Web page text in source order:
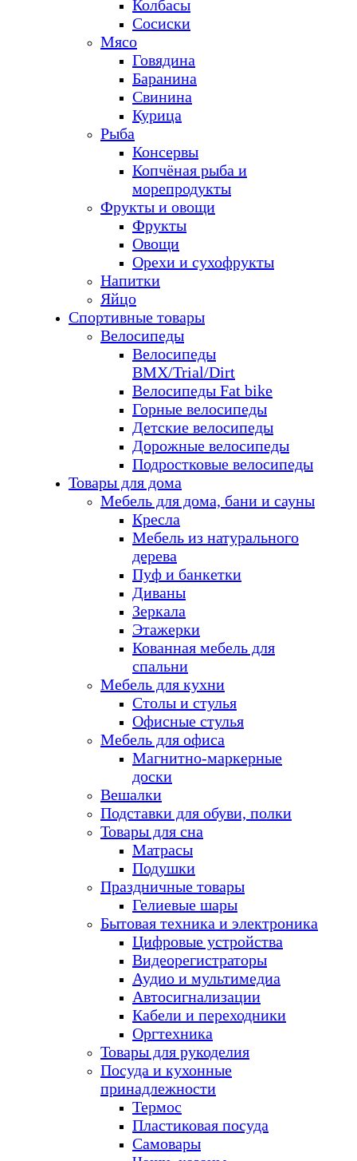
Колбасы
Сосиски
Мясо
Говядина
Баранина
Свинина
Курица
Рыба
Консервы
Копчёная рыба и
морепродукты
Фрукты и овощи
Фрукты
Овощи
Орехи и сухофрукты
Напитки
Яйцо
Спортивные товары
Велосипеды
Велосипеды
BMX/Trial/Dirt
Велосипеды Fat bike
Горные велосипеды
Детские велосипеды
Дорожные велосипеды
Подростковые велосипеды
Товары для дома
Мебель для дома, бани и сауны
Кресла
Мебель из натурального
дерева
Пуф и банкетки
Диваны
Зеркала
Этажерки
Кованная мебель для
спальни
Мебель для кухни
Столы и стулья
Офисные стулья
Мебель для офиса
Магнитно-маркерные
доски
Вешалки
Подставки для обуви, полки
Товары для сна
Матрасы
Подушки
Праздничные товары
Гелиевые шары
Бытовая техника и электроника
Цифровые устройства
Видеорегистраторы
Аудио и мультимедиа
Автосигнализации
Кабели и переходники
Оргтехника
Товары для рукоделия
Посуда и кухонные
принадлежности
Термос
Пластиковая посуда
Самовары